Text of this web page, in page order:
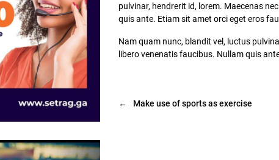
pulvinar, hendrerit id, lorem. Maecenas
quis ante. Etiam sit amet orci eget eros
Nam quam nunc, blandit vel, luctus
libero venenatis faucibus. Nullam quis
← Make use of sports as exercise